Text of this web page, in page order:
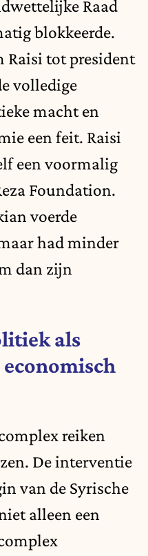
Raad
blokkeerde.
Raisi tot president
volledige
macht en
een feit. Raisi
een voormalig
Foundation.
voerde
had minder
dan zijn
als
reiken
De interventie
van de Syrische
alleen een